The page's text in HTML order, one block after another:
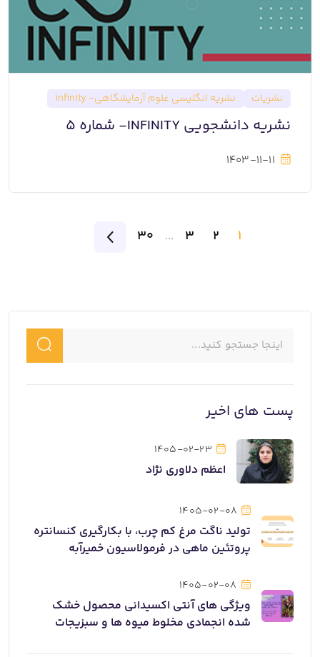
نشریات نشریه انگلیسی علوم آزمایشگاهی- infinity
نشریه دانشجویی INFINITY- شماره 5
1403-11-11
1
2
3
...
30
پست های اخیر
1405-02-23
اعظم دلاوری نژاد
1405-02-08
تولید ناگت مرغ کم چرب، با بکارگیری کنسانتره
پروتئین ماهی در فرمولاسیون خمیرآبه
1405-02-08
ویژگی های آنتی اکسیدانی محصول خشک
شده انجمادی مخلوط میوه ها و سبزیجات